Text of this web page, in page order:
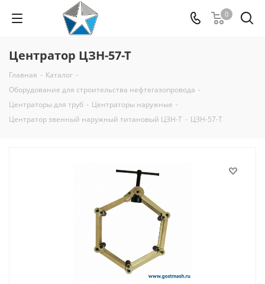
0
Центратор ЦЗН-57-Т
Главная - Каталог -
Оборудование для строительства нефтегазопровода -
Центраторы для труб - Центраторы наружные -
Центратор звенный наружный титановый ЦЗН-Т - ЦЗН-57-Т